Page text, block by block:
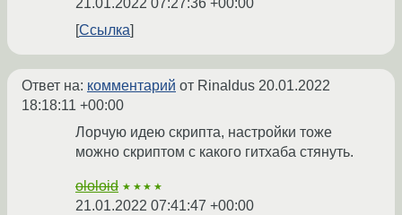
21.01.2022 07:27:36 +00:00
Ссылка
Ответ на: комментарий от Rinaldus 20.01.2022
18:18:11 +00:00
Лорчую идею скрипта, настройки тоже
можно скриптом с какого гитхаба стянуть.
ololoid ★★★★
21.01.2022 07:41:47 +00:00